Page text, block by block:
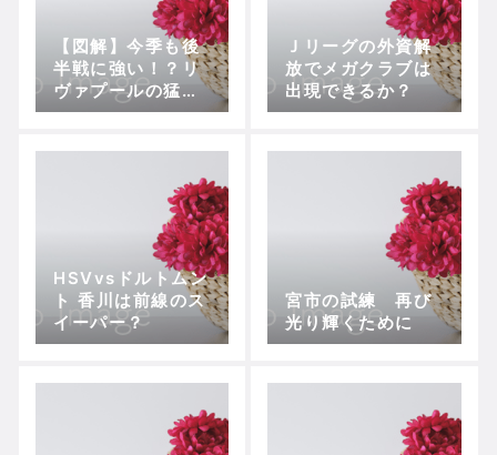
【図解】今季も後
半戦に強い！？リ
ヴァプールの猛追
始まる！！
Ｊリーグの外資解
放でメガクラブは
出現できるか？
HSVvsドルトムン
ト 香川は前線のス
イーパー？
宮市の試練 再び
光り輝くために